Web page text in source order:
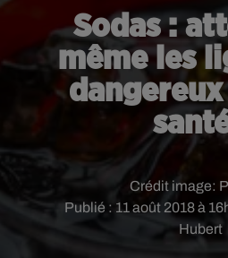
Sodas :
même les
Publié : 11 août 2018 à
Hubert
Crédit image: